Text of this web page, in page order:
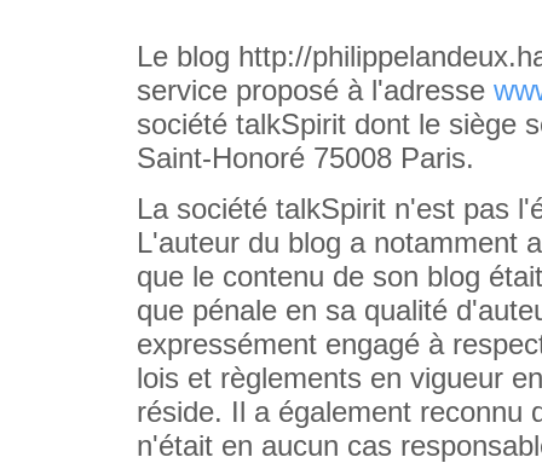
Le blog http://
service proposé à l'adresse
société talkSpirit dont le siège
Saint-Honoré 75008 Paris.
La société talkSpirit n'est pas
L'auteur du blog a notamment
que le contenu de son blog
que pénale en sa qualité
expressément engagé à
lois et règlements en vigueur
réside. Il a également reconnu
n'était en aucun cas